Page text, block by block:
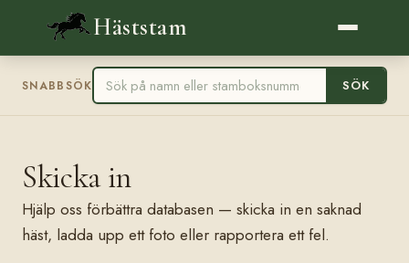
Häststam
SNABBSÖK SÖK
Skicka in
Hjälp oss förbättra databasen — skicka in en saknad
häst, ladda upp ett foto eller rapportera ett fel.